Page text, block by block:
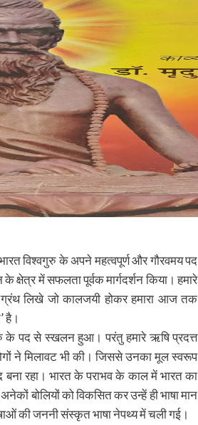
विश्वगुरु के अपने महत्वपूर्ण और गौरवमय पद
क्षेत्र में सफलता पूर्वक मार्गदर्शन किया। हमारे
लिखे जो कालजयी होकर हमारा आज तक
है।
के पद से स्खलन हुआ। परंतु हमारे ऋषि प्रदत्त
ने मिलावट भी की। जिससे उनका मूल स्वरूप
रहा। भारत के पराभव के काल में भारत का
बोलियों को विकसित कर उन्हें ही भाषा मान
की जननी संस्कृत भाषा नेपथ्य में चली गई।